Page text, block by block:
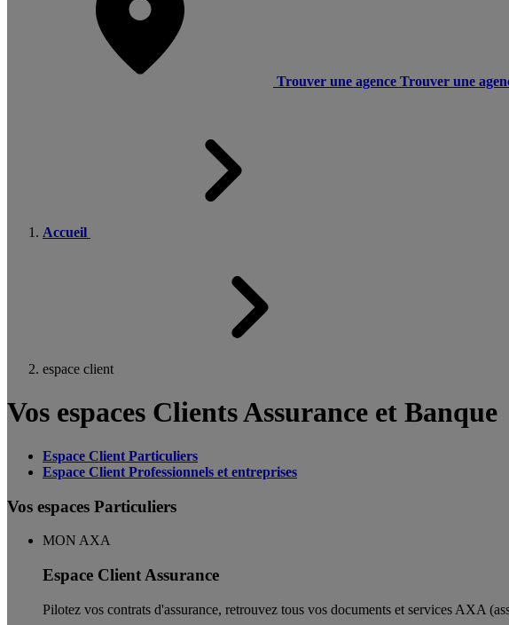
Trouver une agence Trouver une
Accueil
espace client
Vos espaces Clients Assurance et Banque
Espace Client Particuliers
Espace Client Professionnels et entreprises
Vos espaces Particuliers
MON AXA
Espace Client Assurance
Pilotez vos contrats d'assurance, retrouvez tous vos documents et services AXA